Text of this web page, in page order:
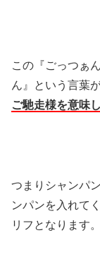
この『ごっつぁ
ん』という言葉
ご馳走様を意味し
つまりシャンパ
ンパンを入れて
リフとなります。